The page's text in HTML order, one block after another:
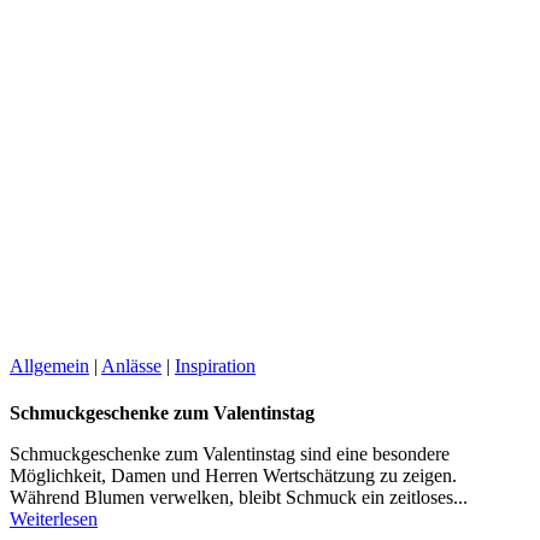
Allgemein | Anlässe | Inspiration
Schmuckgeschenke zum Valentinstag
Schmuckgeschenke zum Valentinstag sind eine besondere
Möglichkeit, Damen und Herren Wertschätzung zu zeigen.
Während Blumen verwelken, bleibt Schmuck ein zeitloses...
Weiterlesen